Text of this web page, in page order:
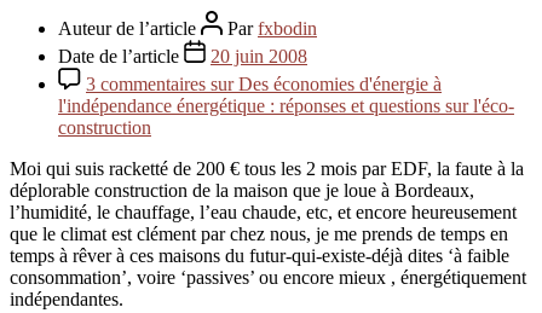
Auteur de l’article Parfxbodin
Date de l’article
20 juin 2008
3 commentaires sur Des économies d'énergie à
l'indépendance énergétique : réponses et questions sur l'éco-
construction
Moi qui suis racketté de 200 € tous les 2 mois par EDF, la faute à la
déplorable construction de la maison que je loue à Bordeaux,
l’humidité, le chauffage, l’eau chaude, etc, et encore heureusement
que le climat est clément par chez nous, je me prends de temps en
temps à rêver à ces maisons du futur-qui-existe-déjà dites ‘à faible
consommation’, voire ‘passives’ ou encore mieux , énergétiquement
indépendantes.